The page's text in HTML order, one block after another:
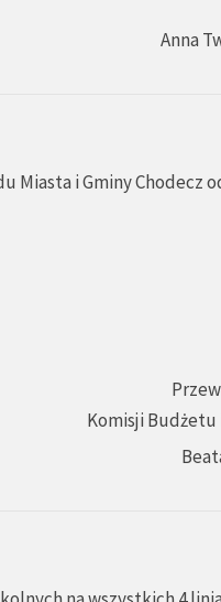
Anna
Miasta i Gminy Chodecz
Komisji Budżetu